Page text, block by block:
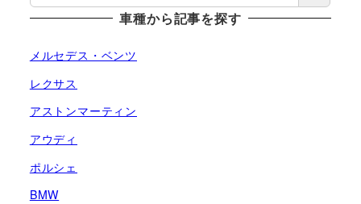
ー
ジ
送
り
車種から記事を探す
メルセデス・ベンツ
レクサス
アストンマーティン
アウディ
ポルシェ
BMW